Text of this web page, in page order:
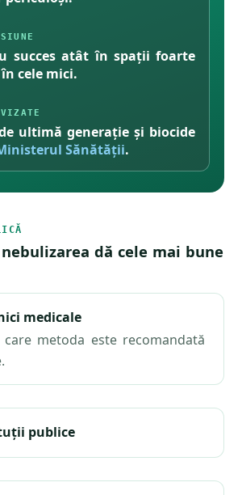
succes atât în spații foarte
cele mici.
ultimă generație și biocide
Sănătății.
dă cele mai bune
medicale
metoda este recomandată
publice